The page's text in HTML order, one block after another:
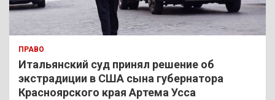
ПРАВО
Итальянский суд принял решение об
экстрадиции в США сына губернатора
Красноярского края Артема Усса